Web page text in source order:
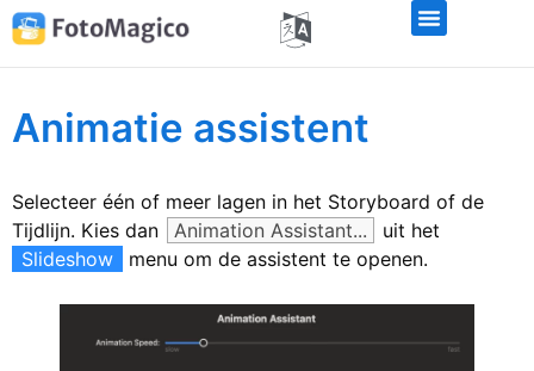
Animatie assistent
Selecteer één of meer lagen in het Storyboard of de
Tijdlijn. Kies dan
Animation Assistant...
uit het
Slideshow
menu om de assistent te openen.